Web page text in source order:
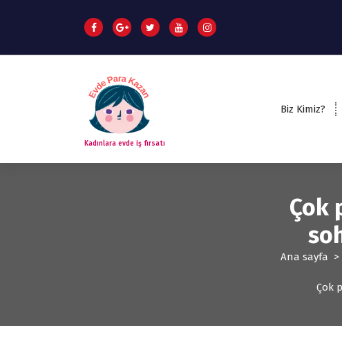
Kadınlara evde iş fırsatı
Biz Kimiz?
Çok
Ana sayfa >
Çok